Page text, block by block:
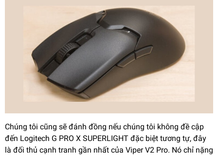
Chúng tôi cũng sẽ đánh đồng nếu chúng tôi không đề cập
đến Logitech G PRO X SUPERLIGHT đặc biệt tương tự, đây
là đối thủ cạnh tranh gần nhất của Viper V2 Pro. Nó chỉ nặng